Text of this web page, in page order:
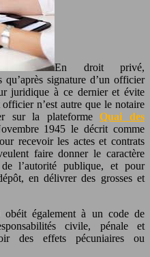
En droit privé,
qu’après signature d’un officier
juridique à ce dernier et évite
n’est autre que le notaire
sur la plateformeQuai des
1945 le décrit comme
recevoir les actes et contrats
faire donner le caractère
l’autorité publique, et pour
en délivrer des grosses et
obéit également à un code de
civile, pénale et
des effets pécuniaires ou